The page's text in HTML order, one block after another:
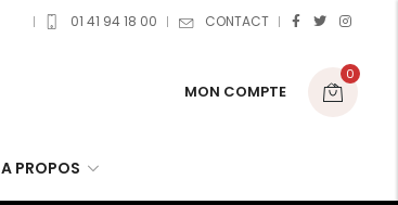
01 41 94 18 00 CONTACT
MON COMPTE
0
A PROPOS